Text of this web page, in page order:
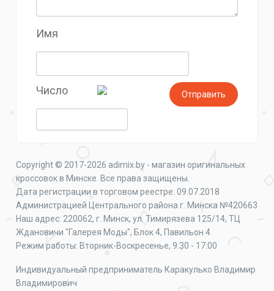
Имя
Число
Copyright © 2017-2026 adimix.by - магазин оригинальных
кроссовок в Минске. Все права защищены.
Дата регистрации в торговом реестре: 09.07.2018
Администрацией Центрального района г. Минска №420663
Наш адрес: 220062, г. Минск, ул. Тимирязева 125/14, ТЦ
Ждановичи "Галерея Моды", Блок 4, Павильон 4
Режим работы: Вторник-Воскресенье, 9:30 - 17:00
Индивидуальный предприниматель Каракулько Владимир
Владимирович